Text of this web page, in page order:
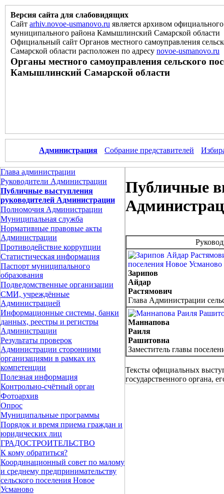
Версия сайта для слабовидящих
Сайт arhiv.novoe-usmanovo.ru является архивом
муниципального района Камышлинский Самарской области
Официальный сайт Органов местного самоуправления
Самарской области расположен по адресу novoe-usmanovo.ru
Органы местного самоуправления сельского
Камышлинский Самарской области
Администрация Собрание представителей
Глава администрации
Руководители Администрации
Публичные выступления
руководителей Администрации
Полномочия Администрации
Муниципальная служба
Нормативные правовые акты
Администрации
Противодействие коррупции
Статистическая информация
Паспорт муниципального
образования
Подведомственные организации
СМИ, учреждённые
Администрацией
Информационные системы, банки
данных, реестры и регистры
Администрации
Результаты проверок
Администрации сторонними
организациями в рамках их
компетенции
Полезная информация
Контрольно-счётный орган
Фотоархив
Опрос
Муниципальные программы
Порядок и время приема граждан и
юридических лиц
ГРАДОСТРОИТЕЛЬСТВО
К кому обратиться?
Координационный совет по малому
и среднему предпринимательству
сельского поселения Новое
Усманово
Публичные
Зарипов
Айдар
Растямович
Глава Администрации
Маннапова
Раиля
Рашитовна
Заместитель главы
Тексты официальных
государственного органа,